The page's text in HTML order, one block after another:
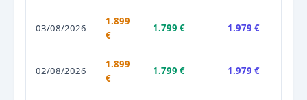
03/08/2026
1.899
€
1.799 € 1.979 €
02/08/2026
1.899
€
1.799 € 1.979 €